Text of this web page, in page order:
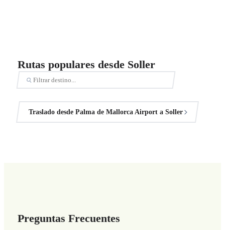
Rutas populares desde Soller
Traslado desde Palma de Mallorca Airport a Soller
Preguntas Frecuentes